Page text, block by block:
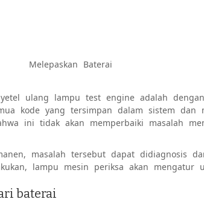
Melepaskan Baterai
ulang lampu test engine adalah
kode yang tersimpan dalam sistem dan
ini tidak akan memperbaiki masalah
masalah tersebut dapat didiagnosis
lampu mesin periksa akan mengatur
baterai